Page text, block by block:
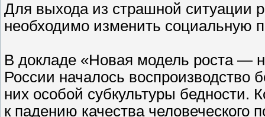
Для выхода из страшной ситуации
необходимо изменить социальную
В докладе «Новая модель роста —
России началось
них особой субкультуры бедности.
к падению качества